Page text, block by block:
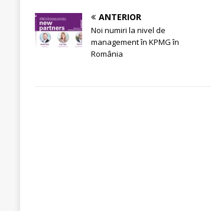
ANTERIOR
Noi numiri la nivel de
management în KPMG în
România